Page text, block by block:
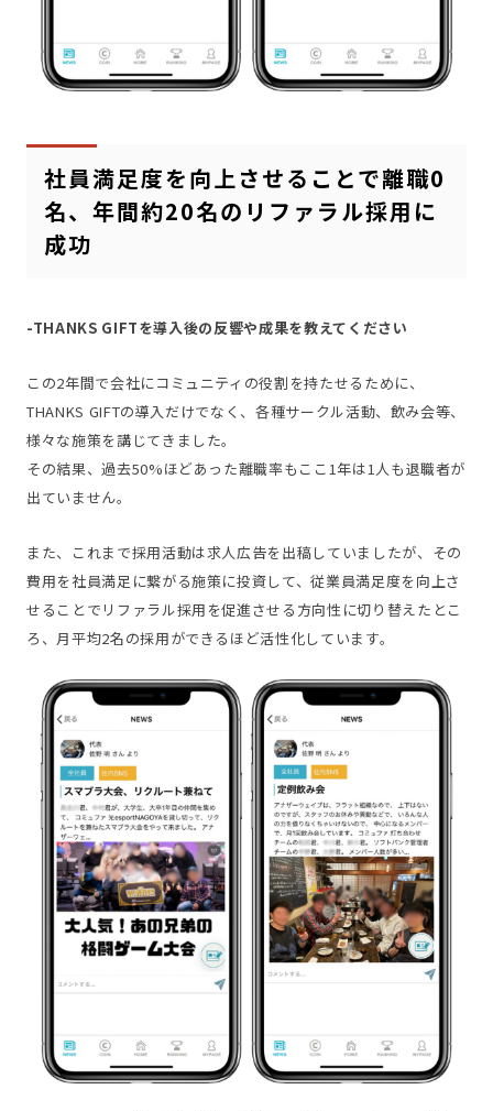
社員満足度を向上させることで離職0
名、年間約20名のリファラル採用に
成功
-THANKS GIFTを導入後の反響や成果を教えてください
この2年間で会社にコミュニティの役割を持たせるために、
THANKS GIFTの導入だけでなく、各種サークル活動、飲み会等、
様々な施策を講じてきました。
その結果、過去50%ほどあった離職率もここ1年は1人も退職者が
出ていません。
また、これまで採用活動は求人広告を出稿していましたが、その
費用を社員満足に繋がる施策に投資して、従業員満足度を向上さ
せることでリファラル採用を促進させる方向性に切り替えたとこ
ろ、月平均2名の採用ができるほど活性化しています。